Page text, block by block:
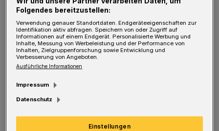
Weitere Bilderstrecken
Sommer in der Elberfelder City
Folgendes bereitzustellen:
Verwendung genauer Standortdaten. Endgeräteeigenschaften zur
Identifikation aktiv abfragen. Speichern von oder Zugriff auf
Informationen auf einem Endgerät. Personalisierte Werbung und
Inhalte, Messung von Werbeleistung und der Performance von
Inhalten, Zielgruppenforschung sowie Entwicklung und
Verbesserung von Angeboten.
Ausführliche Informationen
Impressum
Datenschutz
Einstellungen